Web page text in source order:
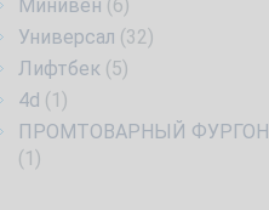
Минивен (6)
Универсал (32)
Лифтбек (5)
4d (1)
ПРОМТОВАРНЫЙ ФУРГОН
(1)